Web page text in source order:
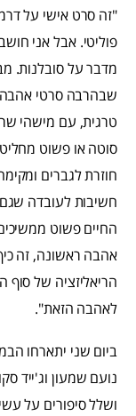
"זה סרט אישי על
פוליטי. אבל אני
מדבר על סובלנות.
שבהרבה סרטי אהבה
טרגית, עם מישהי
סוטה או פשוט
חוזרת לגברים
חשיבות לעובדה
החיים פשוט
אהבה ראשונה, זה
הריאליזציה של סוף
לאהבה הזאת".
ביום שני יתארחו
נועם שמעון וג'ייד
ושלל סיפורים על